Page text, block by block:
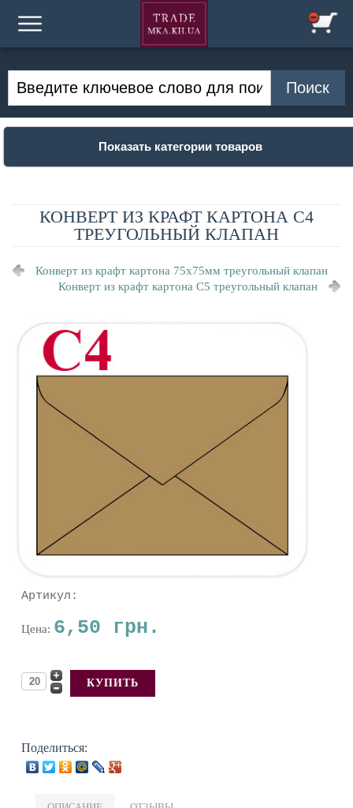
Показать категории товаров
КОНВЕРТ ИЗ КРАФТ КАРТОНА С4
ТРЕУГОЛЬНЫЙ КЛАПАН
Конверт из крафт картона 75х75мм треугольный клапан
Конверт из крафт картона С5 треугольный клапан
Артикул:
Цена: 6,50 грн.
Поделиться: